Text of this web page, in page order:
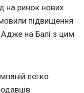
на ринок нових
підвищення
Адже на Балі з цим
легко